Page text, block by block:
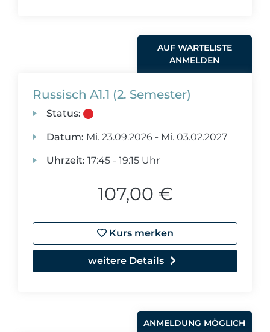
AUF WARTELISTE
ANMELDEN
Russisch A1.1 (2. Semester)
Status:
Datum: Mi. 23.09.2026 - Mi. 03.02.2027
Uhrzeit: 17:45 - 19:15 Uhr
107,00 €
Kurs merken
weitere Details
ANMELDUNG MÖGLICH